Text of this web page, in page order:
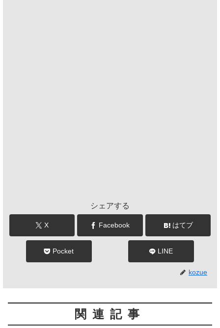
シェアする
X Facebook はてブ
Pocket LINE
kozue
関連記事